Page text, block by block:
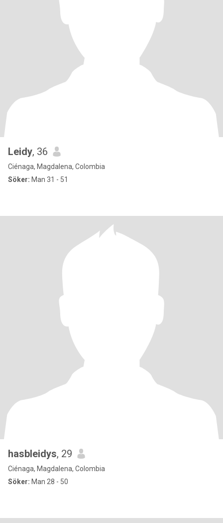
Leidy, 36
Ciénaga, Magdalena, Colombia
Söker: Man 31 - 51
hasbleidys, 29
Ciénaga, Magdalena, Colombia
Söker: Man 28 - 50